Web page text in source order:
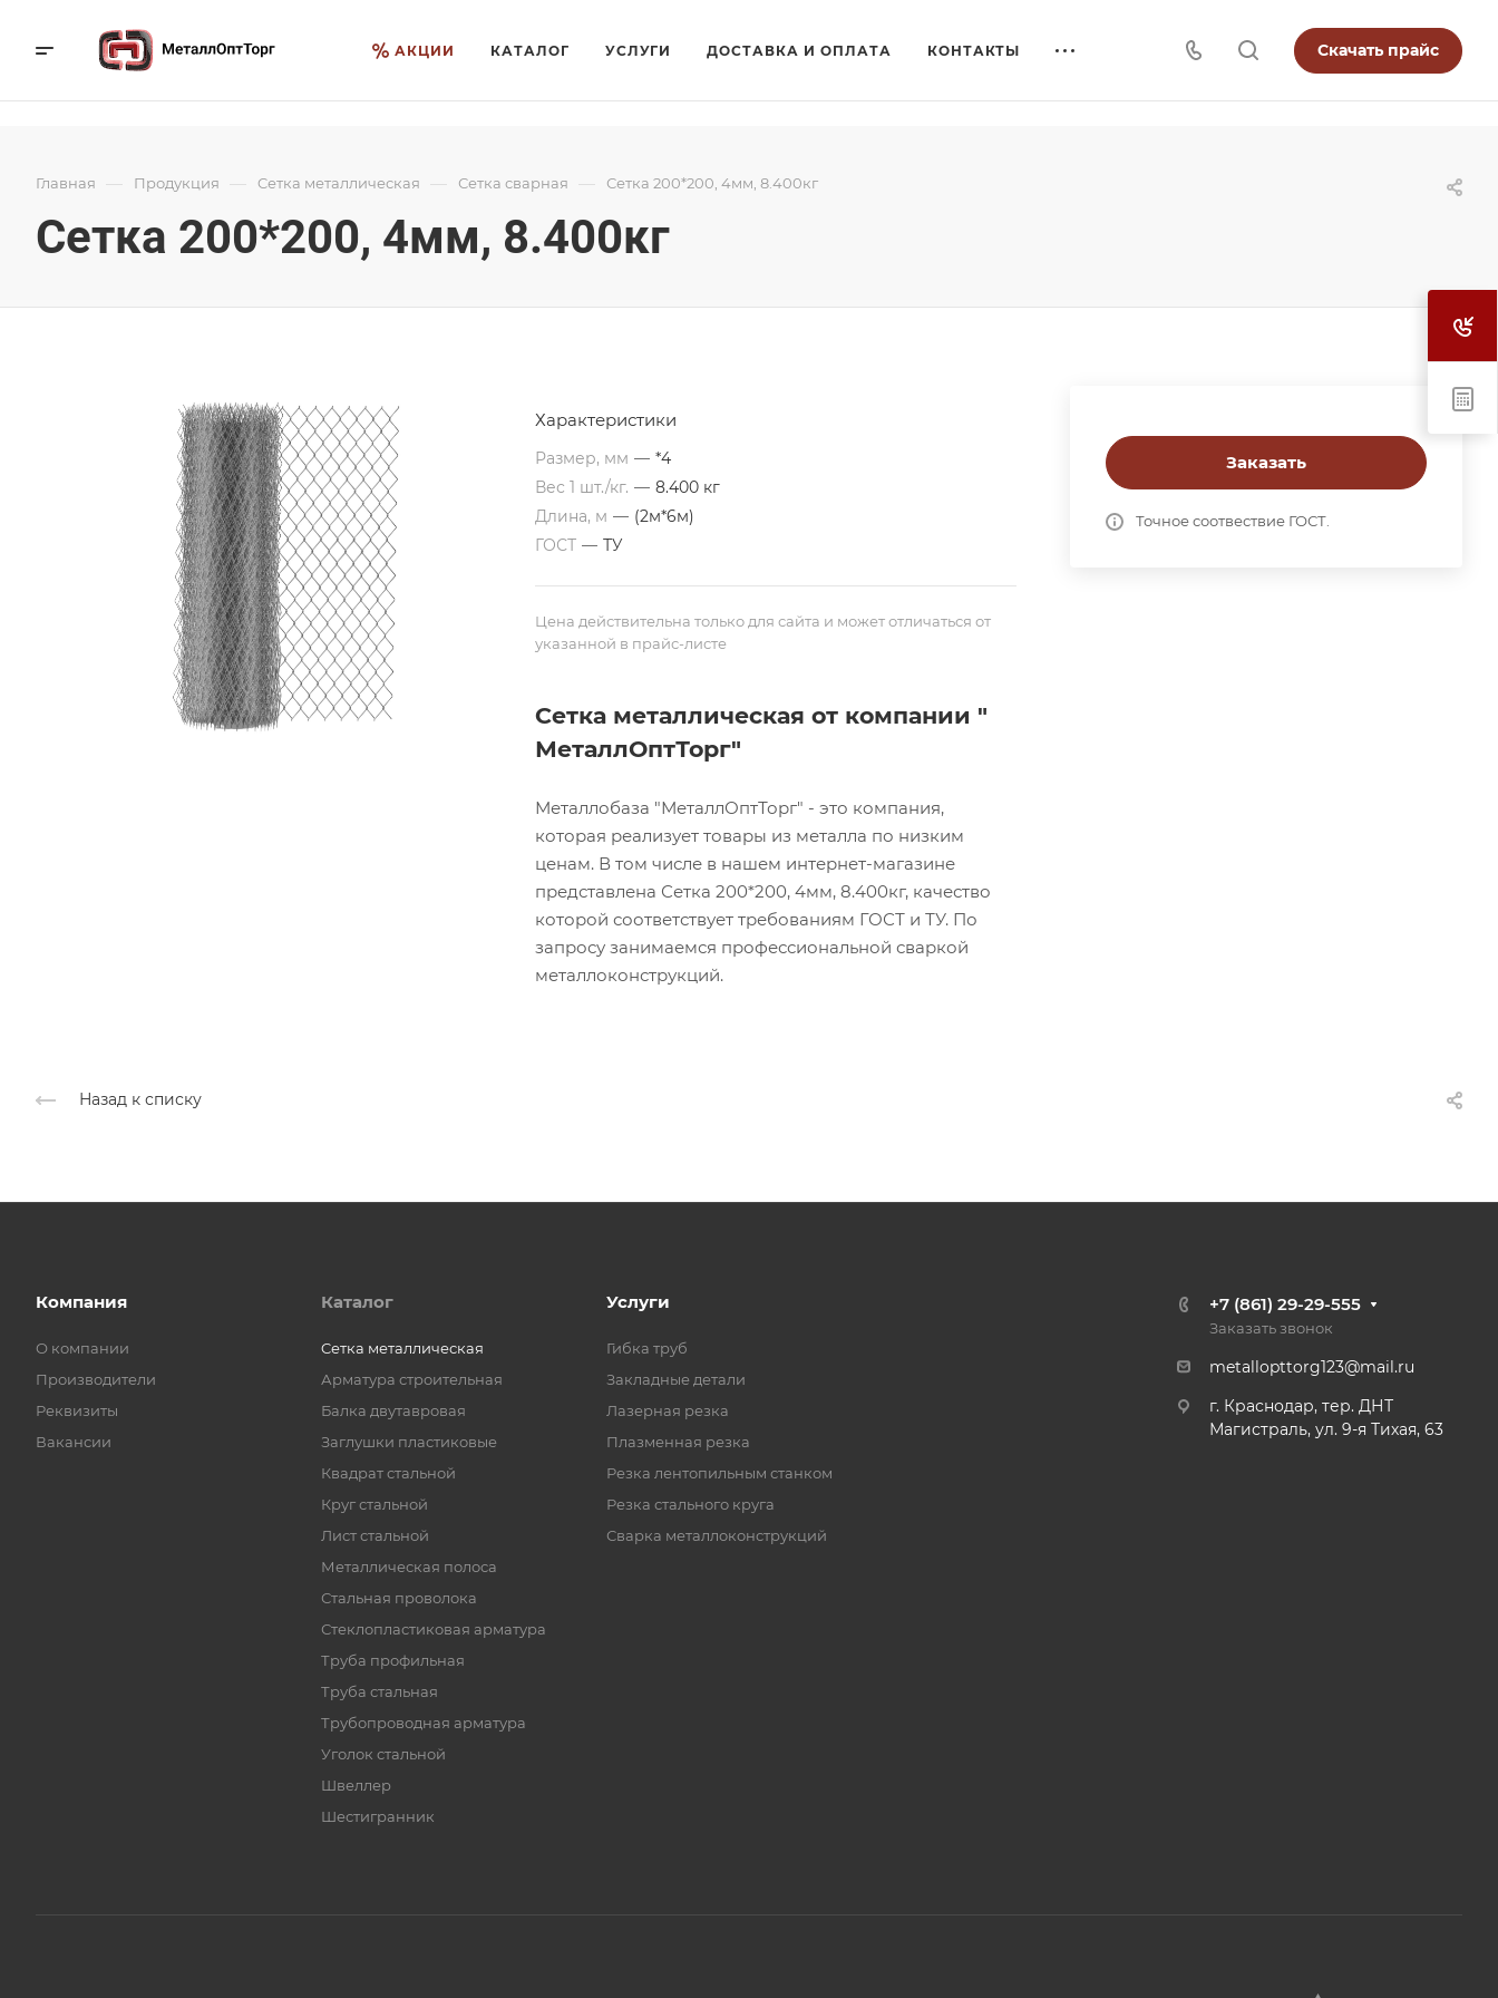
АКЦИИ КАТАЛОГ УСЛУГИ ДОСТАВКА И ОПЛАТА КОНТАКТЫ Скачать прайс
Главная — Продукция — Cетка металлическая — Сетка сварная — Сетка 200*200, 4мм, 8.400кг
Сетка 200*200, 4мм, 8.400кг
Заказать
Точное соотвествие ГОСТ.
Характеристики
Размер, мм — *4
Вес 1 шт./кг. — 8.400 кг
Длина, м — (2м*6м)
ГОСТ — ТУ
Цена действительна только для сайта и может отличаться от
указанной в прайс-листе
Сетка металлическая от компании "
МеталлОптТорг"
Металлобаза "МеталлОптТорг" - это компания,
которая реализует товары из металла по низким
ценам. В том числе в нашем интернет-магазине
представлена Сетка 200*200, 4мм, 8.400кг, качество
которой соответствует требованиям ГОСТ и ТУ. По
запросу занимаемся профессиональной сваркой
металлоконструкций.
Назад к списку
Компания
О компании
Производители
Реквизиты
Вакансии
Каталог
Cетка металлическая
Арматура строительная
Балка двутавровая
Заглушки пластиковые
Квадрат стальной
Круг стальной
Лист стальной
Металлическая полоса
Стальная проволока
Стеклопластиковая арматура
Труба профильная
Труба стальная
Трубопроводная арматура
Уголок стальной
Швеллер
Шестигранник
Услуги
Гибка труб
Закладные детали
Лазерная резка
Плазменная резка
Резка лентопильным станком
Резка стального круга
Сварка металлоконструкций
+7 (861) 29-29-555
Заказать звонок
metallopttorg123@mail.ru
г. Краснодар, тер. ДНТ
Магистраль, ул. 9-я Тихая, 63